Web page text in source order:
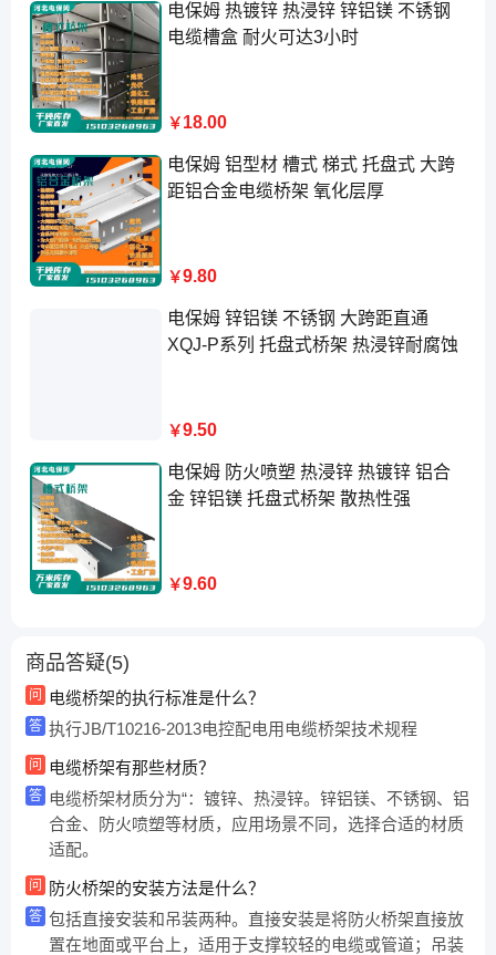
电保姆 热镀锌 热浸锌 锌铝镁 不锈钢
电缆槽盒 耐火可达3小时
￥18.00
电保姆 铝型材 槽式 梯式 托盘式 大跨
距铝合金电缆桥架 氧化层厚
￥9.80
电保姆 锌铝镁 不锈钢 大跨距直通
XQJ-P系列 托盘式桥架 热浸锌耐腐蚀
￥9.50
电保姆 防火喷塑 热浸锌 热镀锌 铝合
金 锌铝镁 托盘式桥架 散热性强
￥9.60
商品答疑(5)
问 电缆桥架的执行标准是什么？
答 执行JB/T10216-2013电控配电用电缆桥架技术规程
问 电缆桥架有那些材质？
答 电缆桥架材质分为“：镀锌、热浸锌。锌铝镁、不锈钢、铝
合金、防火喷塑等材质，应用场景不同，选择合适的材质
适配。
问 防火桥架的安装方法是什么？
答 包括直接安装和吊装两种。直接安装是将防火桥架直接放
置在地面或平台上，适用于支撑较轻的电缆或管道；吊装